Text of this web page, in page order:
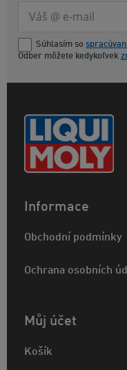
Súhlasím so
Odber môžete kedykoľvek
Informace
Obchodní podmínky
Ochrana osobních
Můj účet
Košík